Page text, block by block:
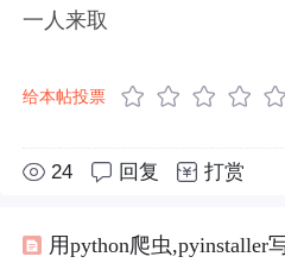
一人来取
给本帖投票
24 回复 打赏